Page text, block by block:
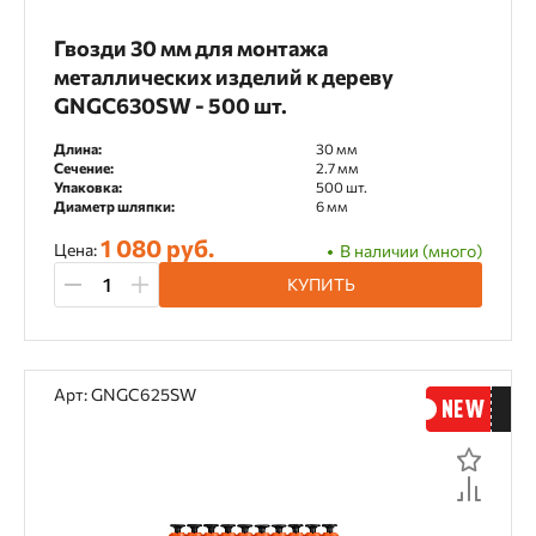
Микрогвоздь 0.64 23Ga
Саморезы в ленте
изделий
Саморезы конструкционные для скрытого
Саморезы конструкционные полнорезьбовые
Гвозди 30 мм для монтажа
металлических изделий к дереву
GNGC630SW - 500 шт.
Длина:
30 мм
Сечение:
2.7 мм
Упаковка:
500 шт.
Диаметр шляпки:
6 мм
Цена:1 080 руб.
В наличии (много)
КУПИТЬ
Арт: GNGC625SW